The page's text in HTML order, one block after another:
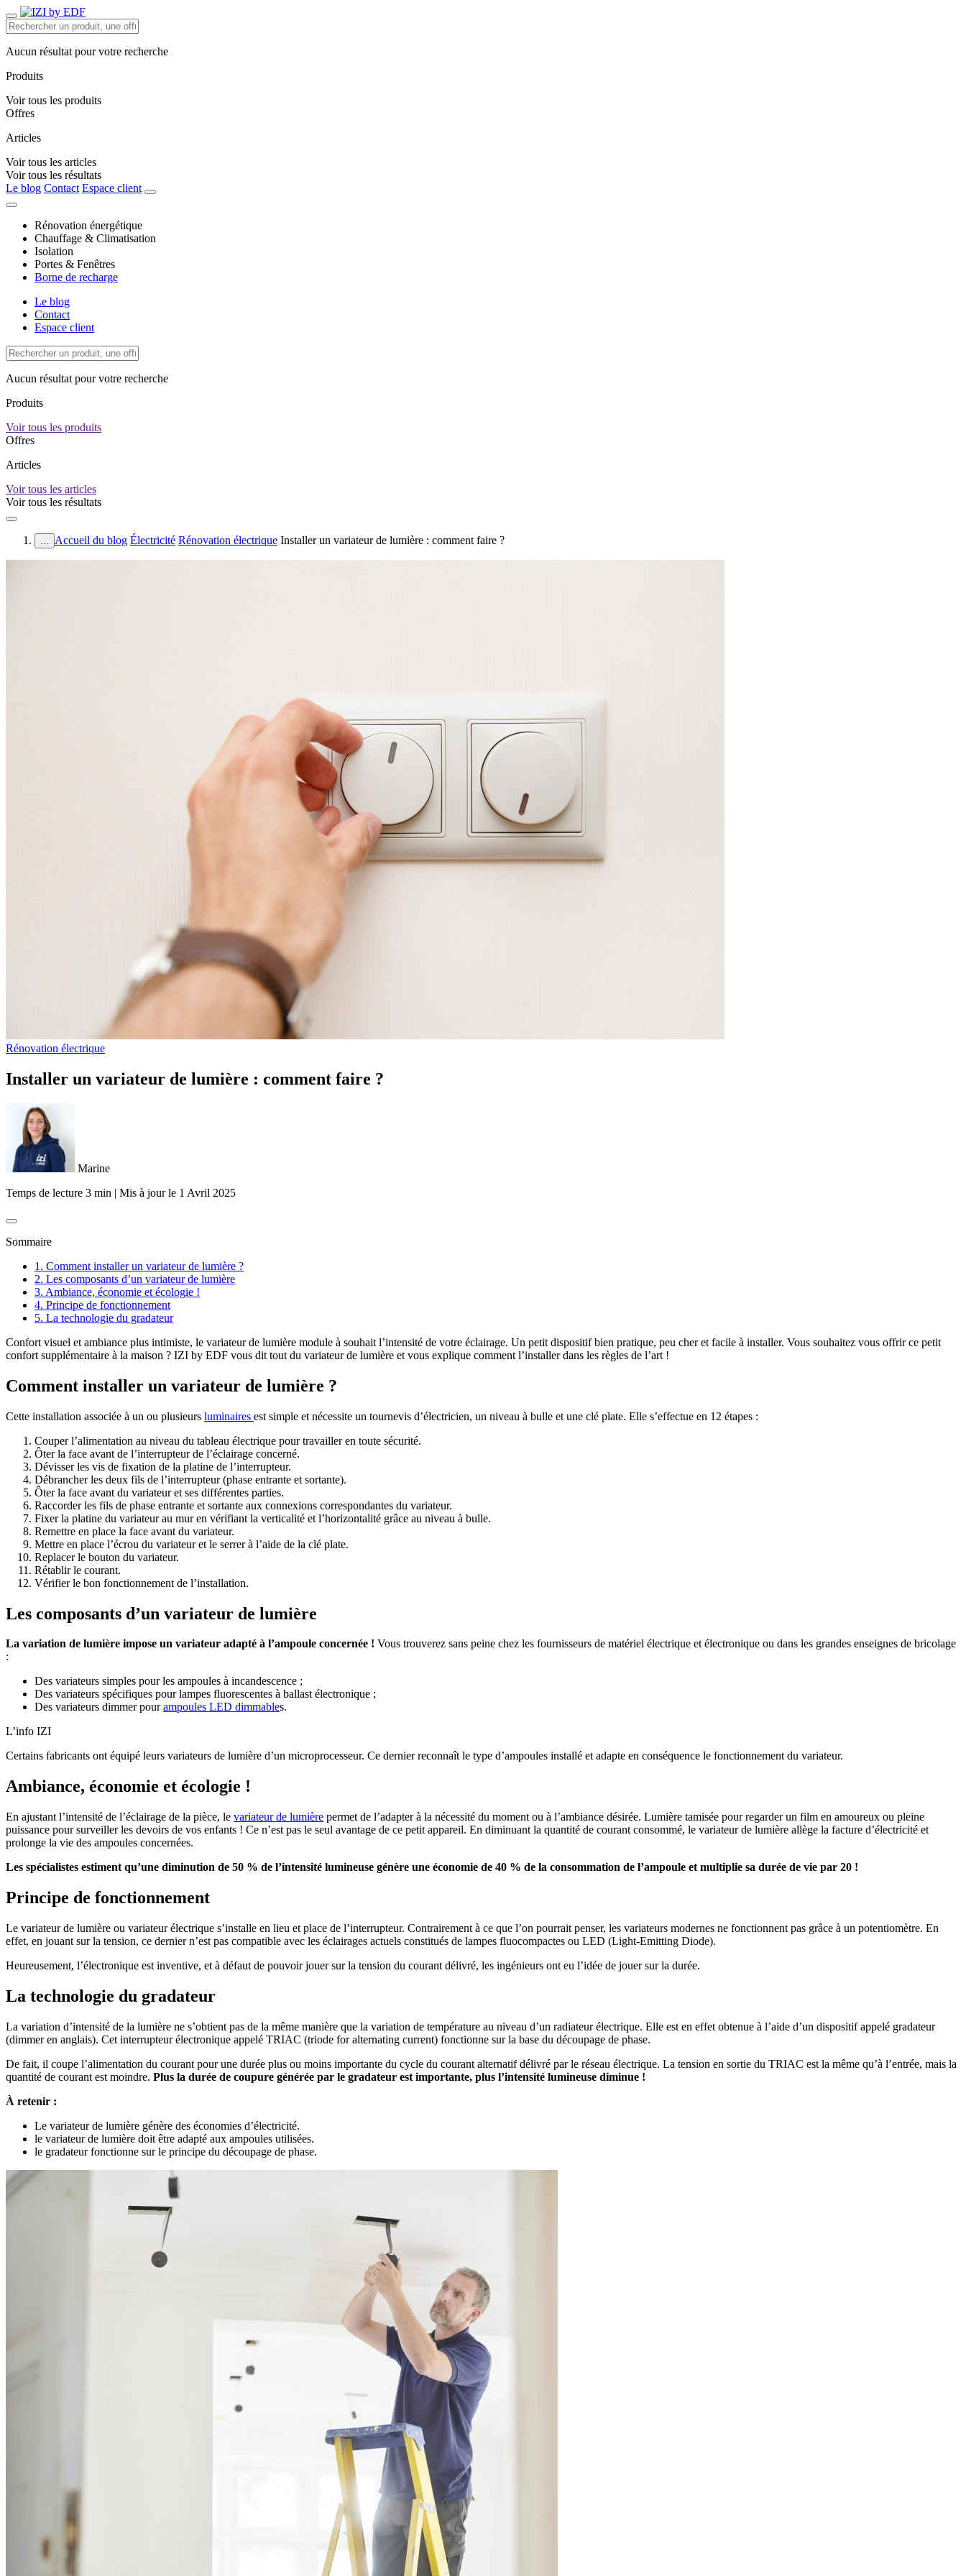
Aucun résultat pour votre recherche
Produits
Voir tous les produits
Offres
Articles
Voir tous les articles
Voir tous les résultats
Le blog Contact Espace client
Rénovation énergétique
Chauffage & Climatisation
Isolation
Portes & Fenêtres
Borne de recharge
Le blog
Contact
Espace client
Aucun résultat pour votre recherche
Produits
Voir tous les produits
Offres
Articles
Voir tous les articles
Voir tous les résultats
... Accueil du blog Électricité Rénovation électrique Installer un variateur de lumière : comment faire ?
Rénovation électrique
Installer un variateur de lumière : comment faire ?
Marine
Temps de lecture 3 min | Mis à jour le 1 Avril 2025
Sommaire
1. Comment installer un variateur de lumière ?
2. Les composants d’un variateur de lumière
3. Ambiance, économie et écologie !
4. Principe de fonctionnement
5. La technologie du gradateur
Confort visuel et ambiance plus intimiste, le variateur de lumière module à souhait l’intensité de votre éclairage. Un petit dispositif bien pratique, peu cher et facile à installer. Vous souhaitez vous offrir ce petit
confort supplémentaire à la maison ? IZI by EDF vous dit tout du variateur de lumière et vous explique comment l’installer dans les règles de l’art !
Comment installer un variateur de lumière ?
Cette installation associée à un ou plusieurs luminaires est simple et nécessite un tournevis d’électricien, un niveau à bulle et une clé plate. Elle s’effectue en 12 étapes :
Couper l’alimentation au niveau du tableau électrique pour travailler en toute sécurité.
Ôter la face avant de l’interrupteur de l’éclairage concerné.
Dévisser les vis de fixation de la platine de l’interrupteur.
Débrancher les deux fils de l’interrupteur (phase entrante et sortante).
Ôter la face avant du variateur et ses différentes parties.
Raccorder les fils de phase entrante et sortante aux connexions correspondantes du variateur.
Fixer la platine du variateur au mur en vérifiant la verticalité et l’horizontalité grâce au niveau à bulle.
Remettre en place la face avant du variateur.
Mettre en place l’écrou du variateur et le serrer à l’aide de la clé plate.
Replacer le bouton du variateur.
Rétablir le courant.
Vérifier le bon fonctionnement de l’installation.
Les composants d’un variateur de lumière
La variation de lumière impose un variateur adapté à l’ampoule concernée ! Vous trouverez sans peine chez les fournisseurs de matériel électrique et électronique ou dans les grandes enseignes de bricolage
:
Des variateurs simples pour les ampoules à incandescence ;
Des variateurs spécifiques pour lampes fluorescentes à ballast électronique ;
Des variateurs dimmer pourampoules LED dimmables.
L’info IZI
Certains fabricants ont équipé leurs variateurs de lumière d’un microprocesseur. Ce dernier reconnaît le type d’ampoules installé et adapte en conséquence le fonctionnement du variateur.
Ambiance, économie et écologie !
En ajustant l’intensité de l’éclairage de la pièce, le variateur de lumière permet de l’adapter à la nécessité du moment ou à l’ambiance désirée. Lumière tamisée pour regarder un film en amoureux ou pleine
puissance pour surveiller les devoirs de vos enfants ! Ce n’est pas le seul avantage de ce petit appareil. En diminuant la quantité de courant consommé, le variateur de lumière allège la facture d’électricité et
prolonge la vie des ampoules concernées.
Les spécialistes estiment qu’une diminution de 50 % de l’intensité lumineuse génère une économie de 40 % de la consommation de l’ampoule et multiplie sa durée de vie par 20 !
Principe de fonctionnement
Le variateur de lumière ou variateur électrique s’installe en lieu et place de l’interrupteur. Contrairement à ce que l’on pourrait penser, les variateurs modernes ne fonctionnent pas grâce à un potentiomètre. En
effet, en jouant sur la tension, ce dernier n’est pas compatible avec les éclairages actuels constitués de lampes fluocompactes ou LED (Light-Emitting Diode).
Heureusement, l’électronique est inventive, et à défaut de pouvoir jouer sur la tension du courant délivré, les ingénieurs ont eu l’idée de jouer sur la durée.
La technologie du gradateur
La variation d’intensité de la lumière ne s’obtient pas de la même manière que la variation de température au niveau d’un radiateur électrique. Elle est en effet obtenue à l’aide d’un dispositif appelé gradateur
(dimmer en anglais). Cet interrupteur électronique appelé TRIAC (triode for alternating current) fonctionne sur la base du découpage de phase.
De fait, il coupe l’alimentation du courant pour une durée plus ou moins importante du cycle du courant alternatif délivré par le réseau électrique. La tension en sortie du TRIAC est la même qu’à l’entrée, mais la
quantité de courant est moindre. Plus la durée de coupure générée par le gradateur est importante, plus l’intensité lumineuse diminue !
À retenir :
Le variateur de lumière génère des économies d’électricité.
le variateur de lumière doit être adapté aux ampoules utilisées.
le gradateur fonctionne sur le principe du découpage de phase.